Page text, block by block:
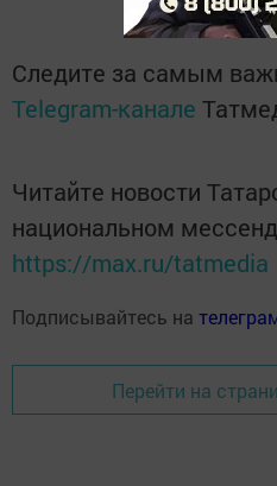
Следите за самым
Telegram-канале
Читайте новости
национальном
https://max.ru/tatmedia
Подписывайтесь на
Перейти на